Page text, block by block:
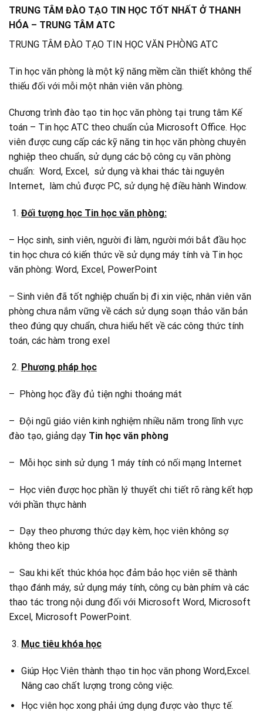
TRUNG TÂM ĐÀO TẠO TIN HỌC TỐT NHẤT Ở THANH
HÓA – TRUNG TÂM ATC
TRUNG TÂM ĐÀO TẠO TIN HỌC VĂN PHÒNG ATC
Tin học văn phòng là một kỹ năng mềm cần thiết không thể
thiếu đối với mỗi một nhân viên văn phòng.
Chương trình đào tạo tin học văn phòng tại trung tâm Kế
toán – Tin học ATC theo chuẩn của Microsoft Office. Học
viên được cung cấp các kỹ năng tin học văn phòng chuyên
nghiệp theo chuẩn, sử dụng các bộ công cụ văn phòng
chuẩn: Word, Excel, sử dụng và khai thác tài nguyên
Internet, làm chủ được PC, sử dụng hệ điều hành Window.
Đối tượng học Tin học văn phòng:
– Học sinh, sinh viên, người đi làm, người mới bắt đầu học
tin học chưa có kiến thức về sử dụng máy tính và Tin học
văn phòng: Word, Excel, PowerPoint
– Sinh viên đã tốt nghiệp chuẩn bị đi xin việc, nhân viên văn
phòng chưa nắm vững về cách sử dụng soạn thảo văn bản
theo đúng quy chuẩn, chưa hiểu hết về các công thức tính
toán, các hàm trong exel
Phương pháp học
– Phòng học đầy đủ tiện nghi thoáng mát
– Đội ngũ giáo viên kinh nghiệm nhiều năm trong lĩnh vực
đào tạo, giảng dạy Tin học văn phòng
– Mỗi học sinh sử dụng 1 máy tính có nối mạng Internet
– Học viên được học phần lý thuyết chi tiết rõ ràng kết hợp
với phần thực hành
– Dạy theo phương thức dạy kèm, học viên không sợ
không theo kịp
– Sau khi kết thúc khóa học đảm bảo học viên sẽ thành
thạo đánh máy, sử dụng máy tính, công cụ bàn phím và các
thao tác trong nội dung đối với Microsoft Word, Microsoft
Excel, Microsoft PowerPoint.
Mục tiêu khóa học
Giúp Học Viên thành thạo tin học văn phong Word,Excel.
Nâng cao chất lượng trong công việc.
Học viên học xong phải ứng dụng được vào thực tế.